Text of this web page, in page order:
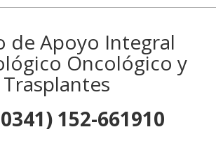
de Apoyo Integral
Oncológico y
Trasplantes
152-661910